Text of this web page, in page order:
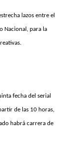
lazos entre el
Nacional, para la
fecha del serial
de las 10 horas,
habrá carrera de